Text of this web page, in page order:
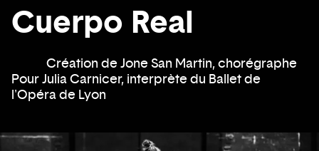
Cuerpo Real
Création de Jone San Martin, chorégraphe
Pour Julia Carnicer, interprète du Ballet de
l'Opéra de Lyon